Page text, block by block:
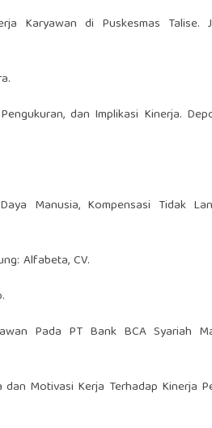
Karyawan di Puskesmas Talise.
dan Implikasi Kinerja.
Manusia, Kompensasi Tidak
Alfabeta, CV.
Pada PT Bank BCA Syariah
dan Motivasi Kerja Terhadap Kinerja